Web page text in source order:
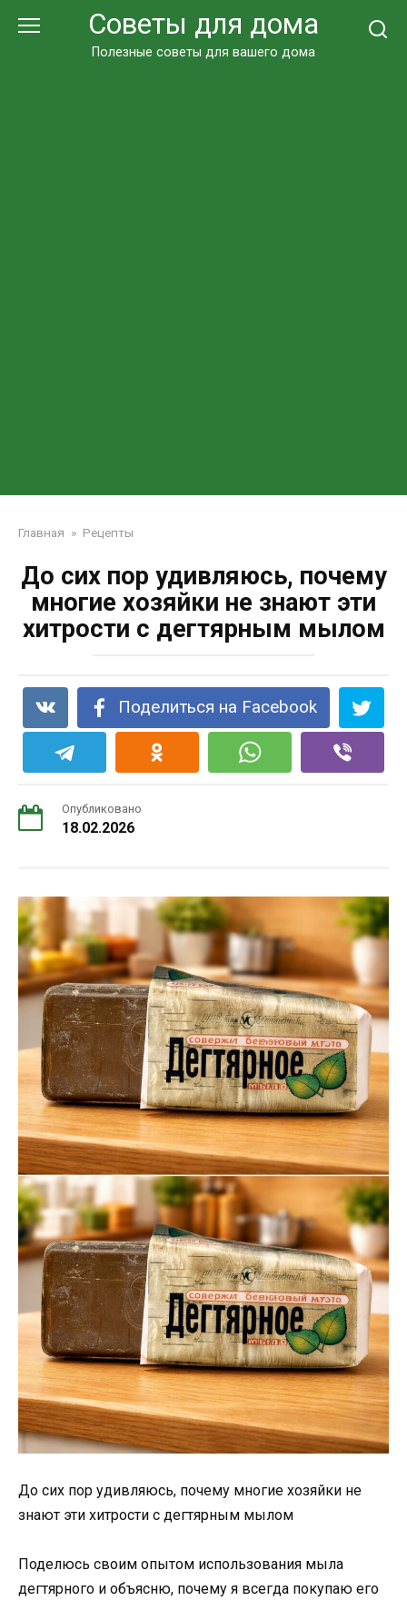
Советы для дома
Полезные советы для вашего дома
Главная » Рецепты
До сих пор удивляюсь, почему
многие хозяйки не знают эти
хитрости с дегтярным мылом
Поделиться на Facebook
Опубликовано
18.02.2026
До сих пор удивляюсь, почему многие хозяйки не
знают эти хитрости с дегтярным мылом
Поделюсь своим опытом использования мыла
дегтярного и объясню, почему я всегда покупаю его